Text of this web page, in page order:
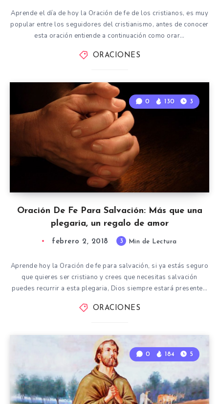
Aprende el día de hoy la Oración de fe de los cristianos, es muy
popular entre los seguidores del cristianismo, antes de conocer
esta oración entiende a continuación como orar…
ORACIONES
Oración De Fe Para Salvación: Más que una
plegaria, un regalo de amor
0 130 3
febrero 2, 2018 3 Min de Lectura
Aprende hoy la Oración de fe para salvación, si ya estás seguro
que quieres ser cristiano y crees que necesitas salvación
puedes recurrir a esta plegaria, Dios siempre estará presente…
ORACIONES
0 184 5